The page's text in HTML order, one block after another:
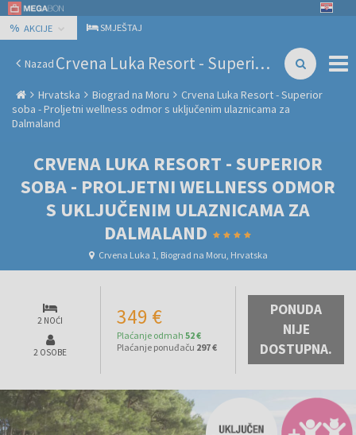
% AKCIJE SMJEŠTAJ
Nazad Crvena Luka Resort - Superior soba - Proljetni wellness odmor s uključenim ulaznicama za Dalmaland
Hrvatska Biograd na Moru
Crvena Luka Resort - Superior
soba - Proljetni wellness odmor s uključenim ulaznicama za
Dalmaland
CRVENA LUKA RESORT - SUPERIOR
SOBA - PROLJETNI WELLNESS ODMOR
S UKLJUČENIM ULAZNICAMA ZA
DALMALAND
Crvena Luka 1, Biograd na Moru, Hrvatska
2 NOĆI
2 OSOBE
349 €
Plaćanje odmah 52 €
Plaćanje ponuđaču 297 €
PONUDA
NIJE
DOSTUPNA.